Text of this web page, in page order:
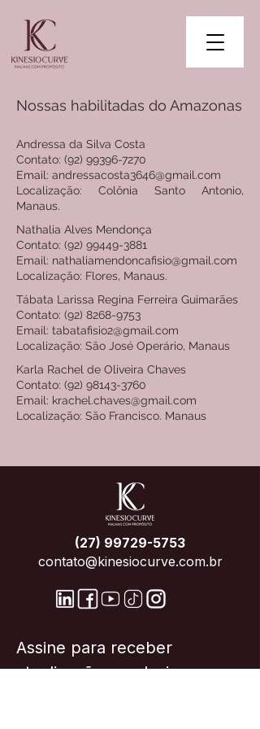
Nossas habilitadas do Amazonas
Andressa da Silva Costa
Contato: (92) 99396-7270
Email: andressacosta3646@gmail.com
Localização: Colônia Santo Antonio,
Manaus.
Nathalia Alves Mendonça
Contato: (92) 99449-3881
Email: nathaliamendoncafisio@gmail.com
Localização: Flores, Manaus.
Tábata Larissa Regina Ferreira Guimarães
Contato: (92) 8268-9753
Email: tabatafisio2@gmail.com
Localização: São José Operário, Manaus
Karla Rachel de Oliveira Chaves
Contato: (92) 98143-3760
Email: krachel.chaves@gmail.com
Localização: São Francisco. Manaus
(27) 99729-5753
contato@kinesiocurve.com.br
Assine para receber
atualizações exclusivas